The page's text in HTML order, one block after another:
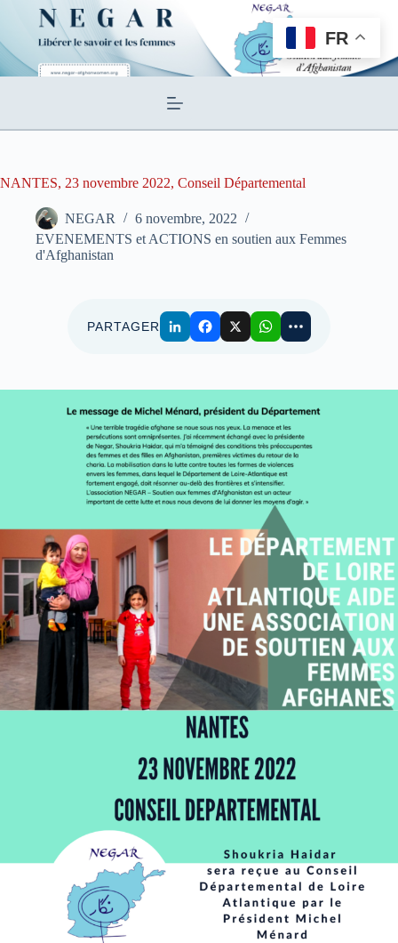
contenu
NANTES, 23 novembre 2022, Conseil Départemental
NEGAR
6 novembre, 2022
EVENEMENTS et ACTIONS en soutien aux Femmes
d'Afghanistan
PARTAGER
FR